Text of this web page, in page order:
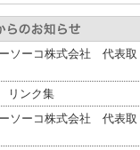
ーソーコ株式会社 代表取
リンク集
ーソーコ株式会社 代表取